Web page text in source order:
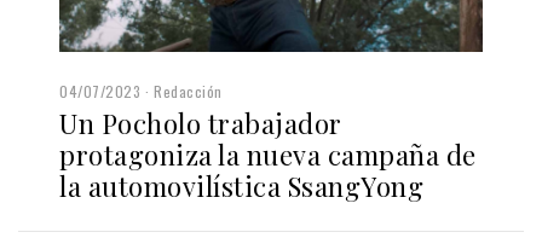
04/07/2023 Redacción
Un Pocholo trabajador
protagoniza la nueva campaña de
la automovilística SsangYong